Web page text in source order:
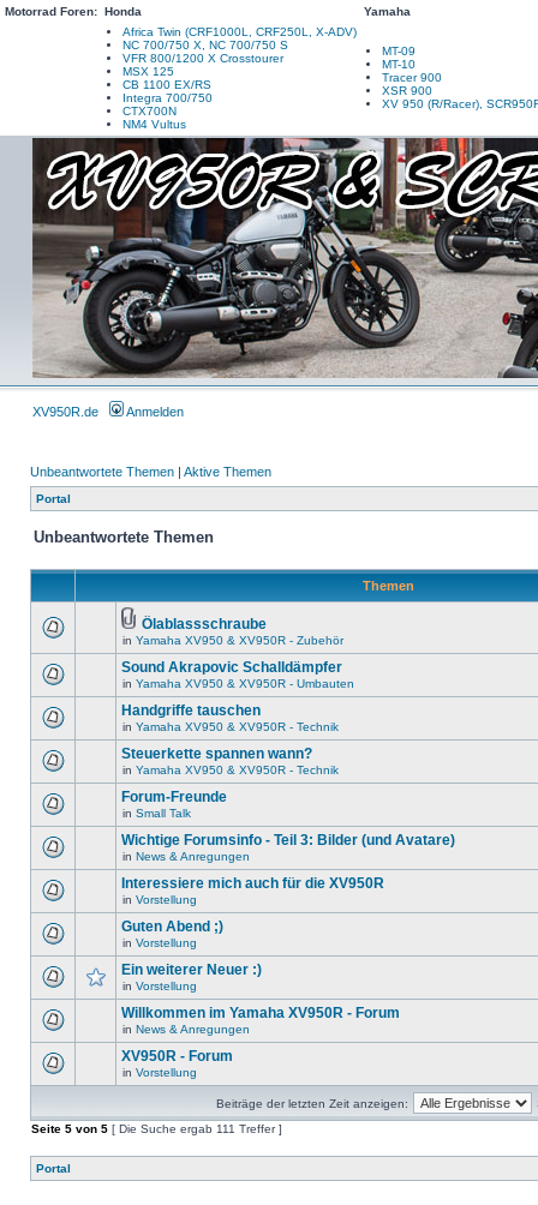
Motorrad Foren: Honda
Yamaha
Africa Twin (CRF1000L, CRF250L, X-ADV)
NC 700/750 X, NC 700/750 S
VFR 800/1200 X Crosstourer
MSX 125
CB 1100 EX/RS
Integra 700/750
CTX700N
NM4 Vultus
MT-09
MT-10
Tracer 900
XSR 900
XV 950 (R/Racer),
XV950R.de Anmelden
Unbeantwortete Themen | Aktive Themen
Portal
Unbeantwortete Themen
Themen
Ölablassschraube
in Yamaha XV950 & XV950R - Zubehör
Sound Akrapovic Schalldämpfer
in Yamaha XV950 & XV950R - Umbauten
Handgriffe tauschen
in Yamaha XV950 & XV950R - Technik
Steuerkette spannen wann?
in Yamaha XV950 & XV950R - Technik
Forum-Freunde
in Small Talk
Wichtige Forumsinfo - Teil 3: Bilder (und Avatare)
in News & Anregungen
Interessiere mich auch für die XV950R
in Vorstellung
Guten Abend ;)
in Vorstellung
Ein weiterer Neuer :)
in Vorstellung
Willkommen im Yamaha XV950R - Forum
in News & Anregungen
XV950R - Forum
in Vorstellung
Beiträge der letzten Zeit anzeigen:
Seite 5 von 5 [ Die Suche ergab 111 Treffer ]
Portal